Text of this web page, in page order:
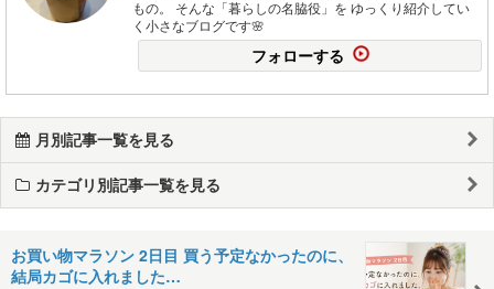
もの。 そんな「暮らしの名脇役」を ゆっくり紹介してい
く小さなブログです🌸
フォローする
月別記事一覧を見る
カテゴリ別記事一覧を見る
お買い物マラソン 2日目 買う予定なかったのに、
結局カゴに入れました…